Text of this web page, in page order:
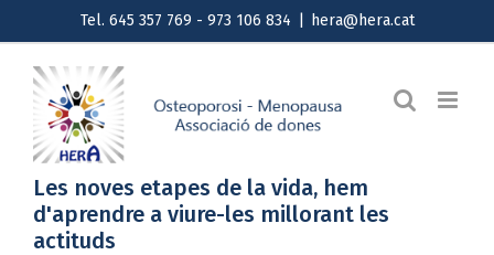
al
contenido
Tel. 645 357 769 - 973 106 834 hera@hera.cat
Les noves etapes de la vida, hem
d'aprendre a viure-les millorant les
actituds